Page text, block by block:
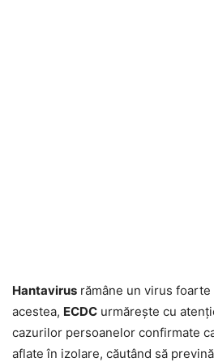
Hantavirus rămâne un virus
acestea, ECDC urmărește cu
cazurilor persoanelor confirmate
aflate în izolare, căutând să